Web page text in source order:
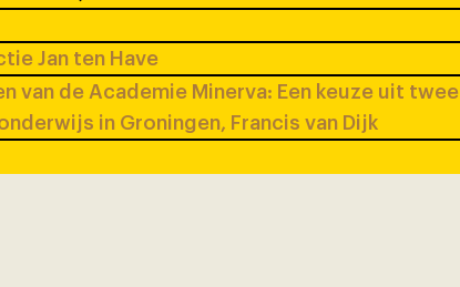
Jan ten Have
van de Academie Minerva: Een keuze uit
in Groningen, Francis van Dijk